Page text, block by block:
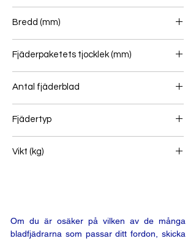
Bredd (mm)
Fjäderpaketets tjocklek (mm)
Antal fjäderblad
Fjädertyp
Vikt (kg)
Om du är osäker på vilken av de många
bladfjädrarna som passar ditt fordon, skicka